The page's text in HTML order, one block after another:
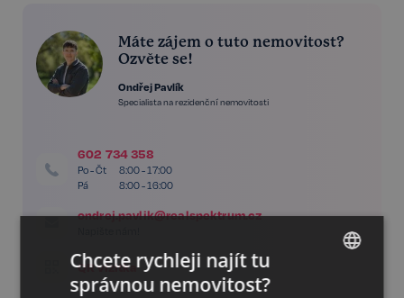
Máte zájem o tuto nemovitost?
Ozvěte se!
Ondřej Pavlík
Specialista na rezidenční nemovitosti
602 734 358
Po - Čt
8:00 - 17:00
Pá
8:00 - 16:00
ondrej.pavlik@realspektrum.cz
QR vizitka
Chcete rychleji najít tu
správnou nemovitost?